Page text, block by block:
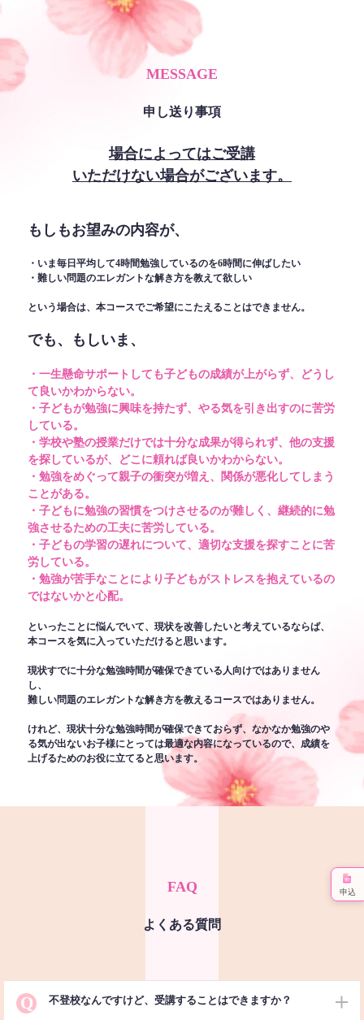
MESSAGE
申し送り事項
場合によってはご受講
いただけない場合がございます。
もしもお望みの内容が、
・いま毎日平均して4時間勉強しているのを6時間に伸ばしたい
・難しい問題のエレガントな解き方を教えて欲しい
という場合は、本コースでご希望にこたえることはできません。
でも、もしいま、
・一生懸命サポートしても子どもの成績が上がらず、どうし
て良いかわからない。
・子どもが勉強に興味を持たず、やる気を引き出すのに苦労
している。
・学校や塾の授業だけでは十分な成果が得られず、他の支援
を探しているが、どこに頼れば良いかわからない。
・勉強をめぐって親子の衝突が増え、関係が悪化してしまう
ことがある。
・子どもに勉強の習慣をつけさせるのが難しく、継続的に勉
強させるための工夫に苦労している。
・子どもの学習の遅れについて、適切な支援を探すことに苦
労している。
・勉強が苦手なことにより子どもがストレスを抱えているの
ではないかと心配。
といったことに悩んでいて、現状を改善したいと考えているならば、
本コースを気に入っていただけると思います。
現状すでに十分な勉強時間が確保できている人向けではありません
し、
難しい問題のエレガントな解き方を教えるコースではありません。
けれど、現状十分な勉強時間が確保できておらず、なかなか勉強のや
る気が出ないお子様にとっては最適な内容になっているので、成績を
上げるためのお役に立てると思います。
FAQ
よくある質問
Q 不登校なんですけど、受講することはできますか？
申込